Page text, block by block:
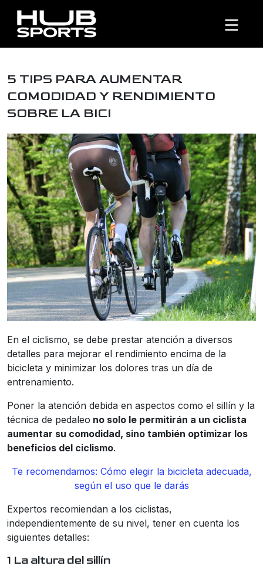
5 TIPS PARA AUMENTAR
COMODIDAD Y RENDIMIENTO
SOBRE LA BICI
En el ciclismo, se debe prestar atención a diversos
detalles para mejorar el rendimiento encima de la
bicicleta y minimizar los dolores tras un día de
entrenamiento.
Poner la atención debida en aspectos como el sillín y la
técnica de pedaleo no solo le permitirán a un ciclista
aumentar su comodidad, sino también optimizar los
beneficios del ciclismo.
Te recomendamos: Cómo elegir la bicicleta adecuada,
según el uso que le darás
Expertos recomiendan a los ciclistas,
independientemente de su nivel, tener en cuenta los
siguientes detalles:
1 La altura del sillín